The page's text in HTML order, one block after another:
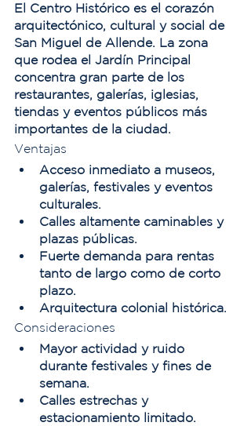
El Centro Histórico es el corazón
arquitectónico, cultural y social de
San Miguel de Allende. La zona
que rodea el Jardín Principal
concentra gran parte de los
restaurantes, galerías, iglesias,
tiendas y eventos públicos más
importantes de la ciudad.
Ventajas
Acceso inmediato a museos,
galerías, festivales y eventos
culturales.
Calles altamente caminables y
plazas públicas.
Fuerte demanda para rentas
tanto de largo como de corto
plazo.
Arquitectura colonial histórica.
Consideraciones
Mayor actividad y ruido
durante festivales y fines de
semana.
Calles estrechas y
estacionamiento limitado.